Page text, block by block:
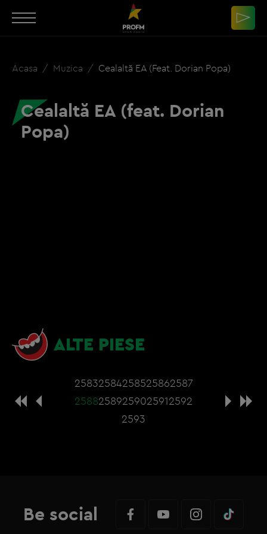
Acasa Muzica Cealaltă EA (feat. Dorian Popa)
Cealaltă EA (feat. Dorian
Popa)
ALTE PIESE
25832584258525862587
25882589259025912592
2593
Be social